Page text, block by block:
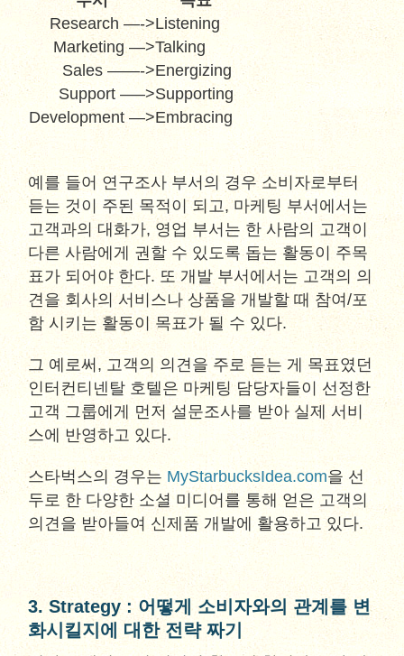
Research —->Listening
Marketing —>Talking
Sales ——->Energizing
Support —–>Supporting
Development —>Embracing
예를 들어 연구조사 부서의 경우 소비자로부터
듣는 것이 주된 목적이 되고, 마케팅 부서에서는
고객과의 대화가, 영업 부서는 한 사람의 고객이
다른 사람에게 권할 수 있도록 돕는 활동이 주목
표가 되어야 한다. 또 개발 부서에서는 고객의 의
견을 회사의 서비스나 상품을 개발할 때 참여/포
함 시키는 활동이 목표가 될 수 있다.
그 예로써, 고객의 의견을 주로 듣는 게 목표였던
인터컨티넨탈 호텔은 마케팅 담당자들이 선정한
고객 그룹에게 먼저 설문조사를 받아 실제 서비
스에 반영하고 있다.
스타벅스의 경우는 MyStarbucksIdea.com을 선
두로 한 다양한 소셜 미디어를 통해 얻은 고객의
의견을 받아들여 신제품 개발에 활용하고 있다.
3. Strategy : 어떻게 소비자와의 관계를 변
화시킬지에 대한 전략 짜기